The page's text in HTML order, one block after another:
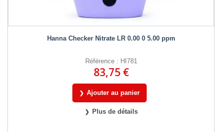
Hanna Checker Nitrate LR 0.00 0 5.00 ppm
Référence : HI781
83,75 €
Ajouter au panier
Plus de détails